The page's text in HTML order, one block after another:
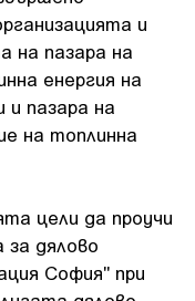
и
на пазара на
енергия на
пазара на
на топлинна
цели да проучи
дялово
София" при